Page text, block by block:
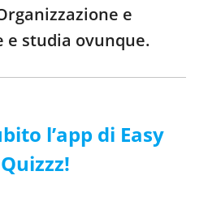
e
e studia ovunque.
l’app di Easy
Quizzz!